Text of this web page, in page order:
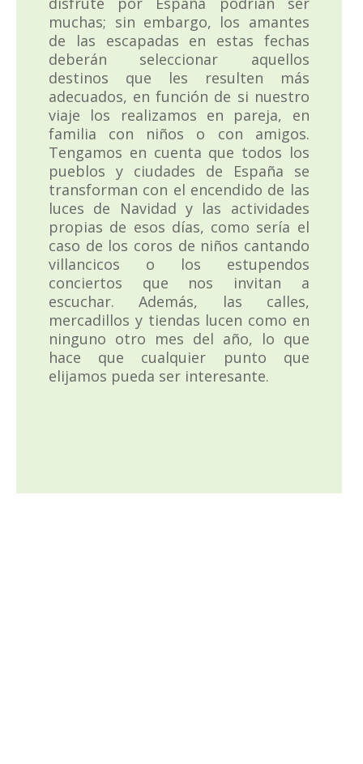
muchas; sin embargo, los amantes
de las escapadas en estas fechas
deberán seleccionar aquellos
destinos que les resulten más
adecuados, en función de si nuestro
viaje los realizamos en pareja, en
familia con niños o con amigos.
Tengamos en cuenta que todos los
pueblos y ciudades de España se
transforman con el encendido de las
luces de Navidad y las actividades
propias de esos días, como sería el
caso de los coros de niños cantando
villancicos o los estupendos
conciertos que nos invitan a
escuchar. Además, las calles,
mercadillos y tiendas lucen como en
ninguno otro mes del año, lo que
hace que cualquier punto que
elijamos pueda ser interesante.